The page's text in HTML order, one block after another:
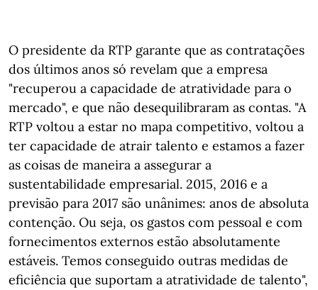
O presidente da RTP garante que as contratações
dos últimos anos só revelam que a empresa
"recuperou a capacidade de atratividade para o
mercado", e que não desequilibraram as contas. "A
RTP voltou a estar no mapa competitivo, voltou a
ter capacidade de atrair talento e estamos a fazer
as coisas de maneira a assegurar a
sustentabilidade empresarial. 2015, 2016 e a
previsão para 2017 são unânimes: anos de absoluta
contenção. Ou seja, os gastos com pessoal e com
fornecimentos externos estão absolutamente
estáveis. Temos conseguido outras medidas de
eficiência que suportam a atratividade de talento",